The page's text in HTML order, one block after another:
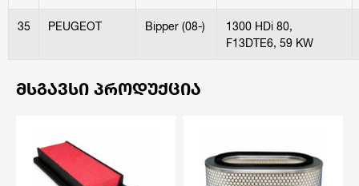
35 PEUGEOT Bipper (08-)
1300 HDi 80,
F13DTE6, 59 KW
ᲛᲡᲒᲐᲕᲡᲘ ᲞᲠᲝᲓᲣᲥᲪᲘᲐ